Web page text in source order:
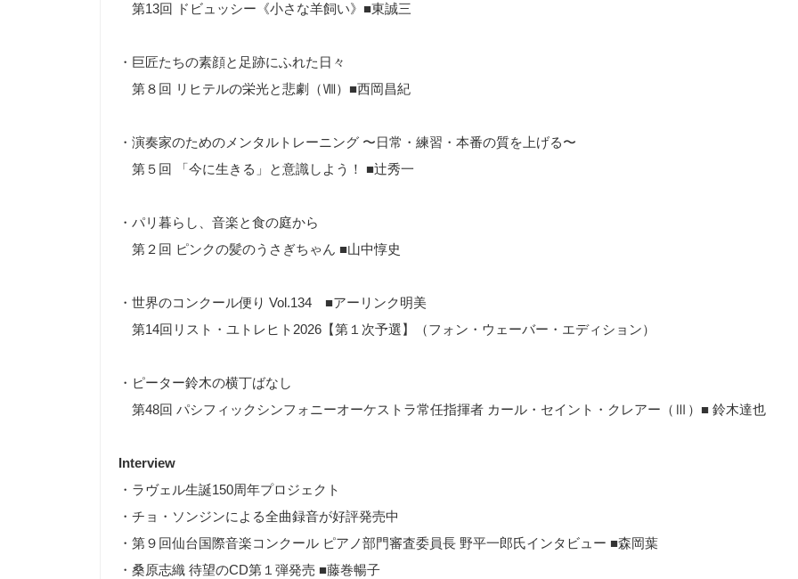
第13回 ドビュッシー《小さな羊飼い》 ■東誠三
・巨匠たちの素顔と足跡にふれた日々
第８回 リヒテルの栄光と悲劇（Ⅷ） ■西岡昌紀
・演奏家のためのメンタルトレーニング 〜日常・練習・本番の質を上げる〜
第５回 「今に生きる」と意識しよう！
■辻秀一
・パリ暮らし、音楽と食の庭から
第２回 ピンクの髪のうさぎちゃん ■山中惇史
・世界のコンクール便り Vol.134 ■アーリンク明美
第14回リスト・ユトレヒト 2026 【第１次予選】（フォン・ウェーバー・エディション）
・ピーター鈴木の横丁ばなし
第48回 パシフィックシンフォニーオーケストラ常任指揮者 カール・セイント・クレアー（ Ⅲ ） ■ 鈴木達也
Interview
・ラヴェル生誕150周年プロジェクト
・チョ・ソンジンによる全曲録音が好評発売中
・第９回仙台国際音楽コンクール ピアノ部門審査委員長 野平一郎氏インタビュー ■森岡葉
・桑原志織 待望のCD第１弾発売 ■藤巻暢子